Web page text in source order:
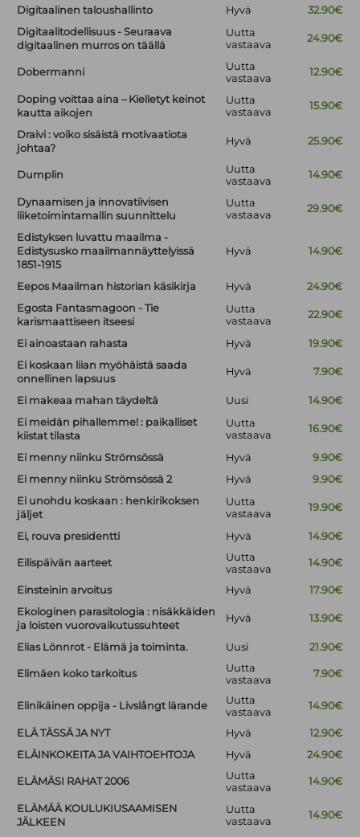
Digitaalinen taloushallinto Hyvä
32.90€
Digitaalitodellisuus - Seuraava
digitaalinen murros on täällä
Uutta
vastaava
24.90€
Dobermanni
Uutta
vastaava
12.90€
Doping voittaa aina – Kielletyt keinot
kautta aikojen
Uutta
vastaava
15.90€
Draivi : voiko sisäistä motivaatiota
johtaa?
Hyvä 25.90€
Dumplin
Uutta
vastaava
14.90€
Dynaamisen ja innovatiivisen
liiketoimintamallin suunnittelu
Uutta
vastaava
29.90€
Edistyksen luvattu maailma -
Edistysusko maailmannäyttelyissä
1851-1915
Hyvä 14.90€
Eepos Maailman historian käsikirja Hyvä
24.90€
Egosta Fantasmagoon - Tie
karismaattiseen itseesi
Uutta
vastaava
22.90€
Ei ainoastaan rahasta Hyvä
19.90€
Ei koskaan liian myöhäistä saada
onnellinen lapsuus
Hyvä 7.90€
Ei makeaa mahan täydeltä Uusi
14.90€
Ei meidän pihallemme! : paikalliset
kiistat tilasta
Uutta
vastaava
16.90€
Ei menny niinku Strömsössä Hyvä
9.90€
Ei menny niinku Strömsössä 2
Hyvä
9.90€
Ei unohdu koskaan : henkirikoksen
jäljet
Uutta
vastaava
19.90€
Ei, rouva presidentti Hyvä 14.90€
Eilispäivän aarteet
Uutta
vastaava
14.90€
Einsteinin arvoitus Hyvä
17.90€
Ekologinen parasitologia : nisäkkäiden
ja loisten vuorovaikutussuhteet
Hyvä 13.90€
Elias Lönnrot - Elämä ja toiminta. Uusi 21.90€
Elimäen koko tarkoitus
Uutta
vastaava
7.90€
Elinikäinen oppija - Livslångt lärande
Uutta
vastaava
14.90€
ELÄ TÄSSÄ JA NYT Hyvä
12.90€
ELÄINKOKEITA JA VAIHTOEHTOJA
Hyvä 24.90€
ELÄMÄSI RAHAT 2006
Uutta
vastaava
14.90€
ELÄMÄÄ KOULUKIUSAAMISEN
JÄLKEEN
Uutta
vastaava
14.90€